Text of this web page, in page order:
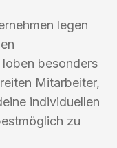
legen
loben besonders
Mitarbeiter,
individuellen
zu